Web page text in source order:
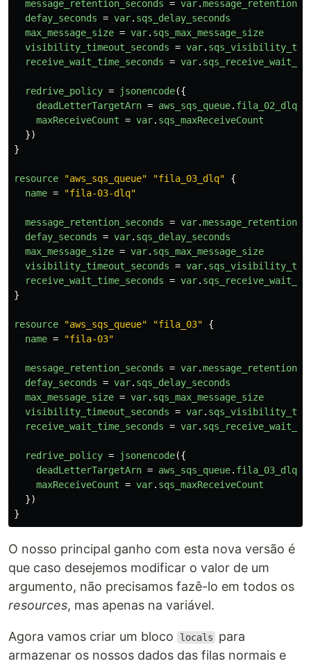
message_retention_seconds = var.
defay_seconds = var. sqs_delay_seconds
max_message_size = var. sqs_max_message_size
visibility_timeout_seconds = var.
receive_wait_time_seconds = var.
redrive_policy = jsonencode({
deadLetterTargetArn = aws_sqs_queue. fila_02_dlq
maxReceiveCount = var. sqs_maxReceiveCount
})
}
resource "aws_sqs_queue" "fila_03_dlq"
{
name = "fila-03-dlq"
message_retention_seconds = var.
defay_seconds = var. sqs_delay_seconds
max_message_size = var. sqs_max_message_size
visibility_timeout_seconds = var.
receive_wait_time_seconds = var.
}
resource "aws_sqs_queue" "fila_03"
{
name = "fila-03"
message_retention_seconds = var.
defay_seconds = var. sqs_delay_seconds
max_message_size = var. sqs_max_message_size
visibility_timeout_seconds = var.
receive_wait_time_seconds = var.
redrive_policy = jsonencode({
deadLetterTargetArn = aws_sqs_queue. fila_03_dlq
maxReceiveCount = var. sqs_maxReceiveCount
})
}
O nosso principal ganho com esta nova versão é
que caso desejemos modificar o valor de um
argumento, não precisamos fazê-lo em todos os
resources, mas apenas na variável.
Agora vamos criar um bloco locals
para
armazenar os nossos dados das filas normais e